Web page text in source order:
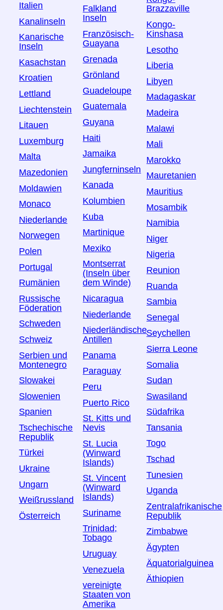
Italien
Kanalinseln
Kanarische
Inseln
Kasachstan
Kroatien
Lettland
Liechtenstein
Litauen
Luxemburg
Malta
Mazedonien
Moldawien
Monaco
Niederlande
Norwegen
Polen
Portugal
Rumänien
Russische
Föderation
Schweden
Schweiz
Serbien und
Montenegro
Slowakei
Slowenien
Spanien
Tschechische
Republik
Türkei
Ukraine
Ungarn
Weißrussland
Österreich
Falkland
Inseln
Französisch-
Guayana
Grenada
Grönland
Guadeloupe
Guatemala
Guyana
Haiti
Jamaika
Jungferninseln
Kanada
Kolumbien
Kuba
Martinique
Mexiko
Montserrat
(Inseln über
dem Winde)
Nicaragua
Niederlande
Niederländische
Antillen
Panama
Paraguay
Peru
Puerto Rico
St. Kitts und
Nevis
St. Lucia
(Winward
Islands)
St. Vincent
(Winward
Islands)
Suriname
Trinidad;
Tobago
Uruguay
Venezuela
vereinigte
Staaten von
Amerika
Brazzaville
Kongo-
Kinshasa
Lesotho
Liberia
Libyen
Madagaskar
Madeira
Malawi
Mali
Marokko
Mauretanien
Mauritius
Mosambik
Namibia
Niger
Nigeria
Reunion
Ruanda
Sambia
Senegal
Seychellen
Sierra Leone
Somalia
Sudan
Swasiland
Südafrika
Tansania
Togo
Tschad
Tunesien
Uganda
Zentralafrikanische
Republik
Zimbabwe
Ägypten
Äquatorialguinea
Äthiopien